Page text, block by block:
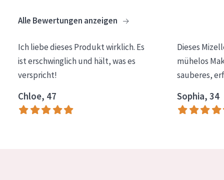
PRODUKTLINIE
Lift+
Expert
HAUTTYP
Alle Bewertungen anzeigen
Ich liebe dieses Produkt wirklich. Es
ist erschwinglich und hält, was es
verspricht!
Chloe, 47
Dieses
mühelos
sauberes,
Sophia, 34